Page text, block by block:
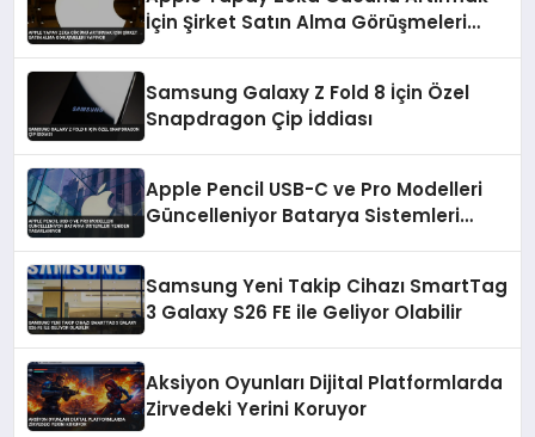
İçin Şirket Satın Alma Görüşmeleri
Samsung Galaxy Z Fold 8 İçin Özel
Snapdragon Çip İddiası
Apple Pencil USB-C ve Pro Modelleri
Güncelleniyor Batarya Sistemleri
Samsung Yeni Takip Cihazı SmartTag
3 Galaxy S26 FE ile Geliyor Olabilir
Aksiyon Oyunları Dijital Platformlarda
Zirvedeki Yerini Koruyor